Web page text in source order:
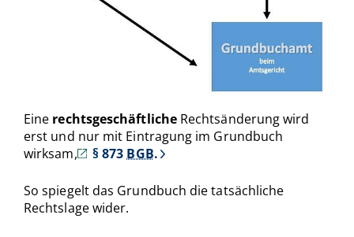
Eine rechtsgeschäftlicheRechtsänderung wird
erst und nur mit Eintragung im Grundbuch
wirksam,
§ 873 BGB.
So spiegelt das Grundbuch die tatsächliche
Rechtslage wider.